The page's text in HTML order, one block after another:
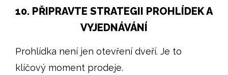
10. PŘIPRAVTE STRATEGII PROHLÍDEK A
VYJEDNÁVÁNÍ
Prohlídka není jen otevření dveří. Je to
klíčový moment prodeje.